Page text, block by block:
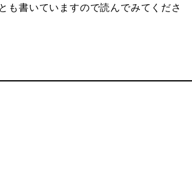
も書いていますので読んでみてくださ